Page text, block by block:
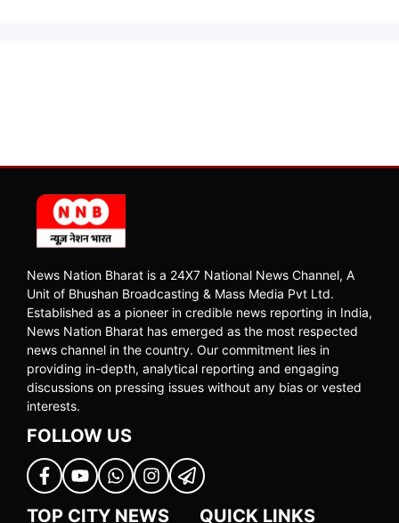
News Nation Bharat is a 24X7 National News Channel, A
Unit of Bhushan Broadcasting & Mass Media Pvt Ltd.
Established as a pioneer in credible news reporting in India,
News Nation Bharat has emerged as the most respected
news channel in the country. Our commitment lies in
providing in-depth, analytical reporting and engaging
discussions on pressing issues without any bias or vested
interests.
FOLLOW US
TOP CITY NEWS QUICK LINKS